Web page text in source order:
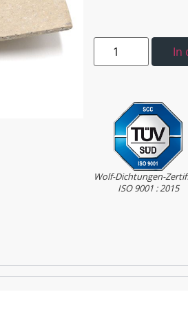
In
Wolf-Dichtungen-
ISO 9001 : 2015